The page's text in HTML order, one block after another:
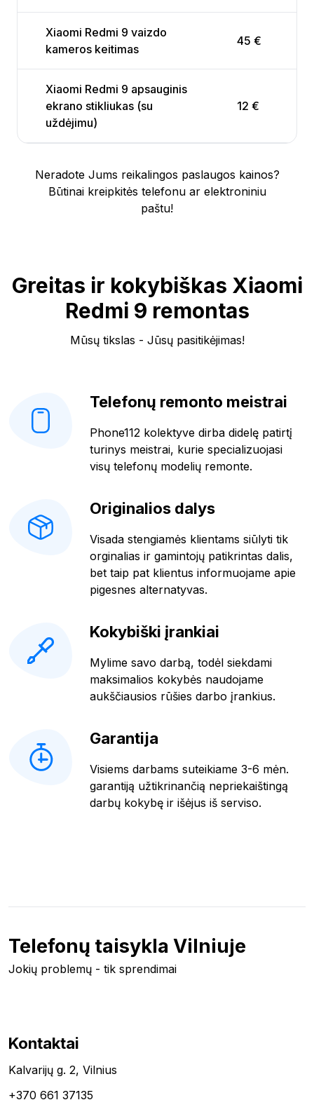
Xiaomi Redmi 9 vaizdo
kameros keitimas
45 €
Xiaomi Redmi 9 apsauginis
ekrano stikliukas (su
uždėjimu)
12 €
Neradote Jums reikalingos paslaugos kainos?
Būtinai kreipkitės telefonu ar elektroniniu
paštu!
Greitas ir kokybiškas Xiaomi
Redmi 9 remontas
Mūsų tikslas - Jūsų pasitikėjimas!
Telefonų remonto meistrai
Phone112 kolektyve dirba didelę patirtį
turinys meistrai, kurie specializuojasi
visų telefonų modelių remonte.
Originalios dalys
Visada stengiamės klientams siūlyti tik
orginalias ir gamintojų patikrintas dalis,
bet taip pat klientus informuojame apie
pigesnes alternatyvas.
Kokybiški įrankiai
Mylime savo darbą, todėl siekdami
maksimalios kokybės naudojame
aukščiausios rūšies darbo įrankius.
Garantija
Visiems darbams suteikiame 3-6 mėn.
garantiją užtikrinančią nepriekaištingą
darbų kokybę ir išėjus iš serviso.
Telefonų taisykla Vilniuje
Jokių problemų - tik sprendimai
Kontaktai
Kalvarijų g. 2, Vilnius
+370 661 37135